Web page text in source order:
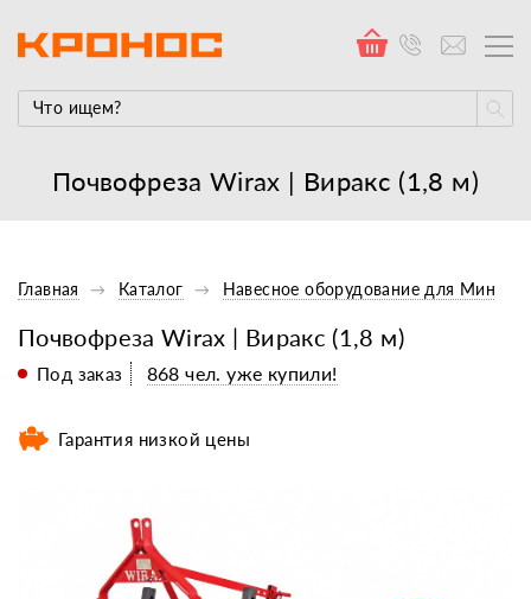
Почвофреза Wirax | Виракс (1,8 м)
Главная Каталог Навесное оборудование для
Почвофреза Wirax | Виракс (1,8 м)
Под заказ 868 чел. уже купили!
Гарантия низкой цены